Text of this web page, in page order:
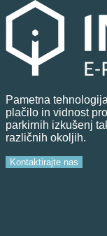
Pametna
plačilo in vidnost
parkirnih izkušenj
različnih okoljih.
Kontaktirajte nas